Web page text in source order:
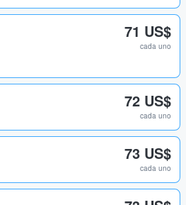
71 US$
cada uno
72 US$
cada uno
73 US$
cada uno